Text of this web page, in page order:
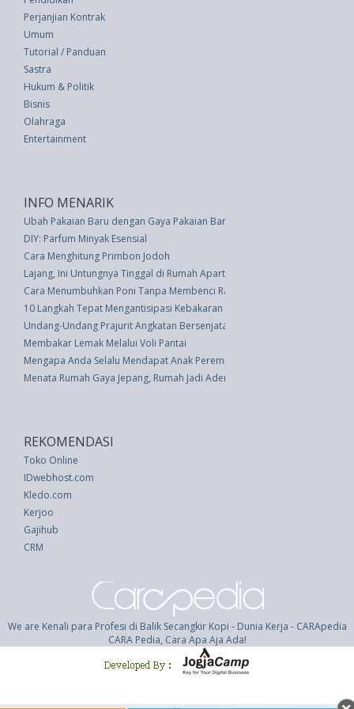
Perjanjian Kontrak
Umum
Tutorial / Panduan
Sastra
Hukum & Politik
Bisnis
Olahraga
Entertainment
INFO MENARIK
Ubah Pakaian Baru dengan Gaya Pakaian Baru
DIY: Parfum Minyak Esensial
Cara Menghitung Primbon Jodoh
Lajang, Ini Untungnya Tinggal di Rumah Apartemen
Cara Menumbuhkan Poni Tanpa Membenci Rambut Seluruhnya
10 Langkah Tepat Mengantisipasi Kebakaran di Rumah
Undang-Undang Prajurit Angkatan Bersenjata Republik Indonesia (UU 2
Membakar Lemak Melalui Voli Pantai
Mengapa Anda Selalu Mendapat Anak Perempuan? Ini Alasannya
Menata Rumah Gaya Jepang, Rumah Jadi Adem
REKOMENDASI
Toko Online
IDwebhost.com
Kledo.com
Kerjoo
Gajihub
CRM
We are Kenali para Profesi di Balik Secangkir Kopi - Dunia Kerja - CARApedia
CARA Pedia, Cara Apa Aja Ada!